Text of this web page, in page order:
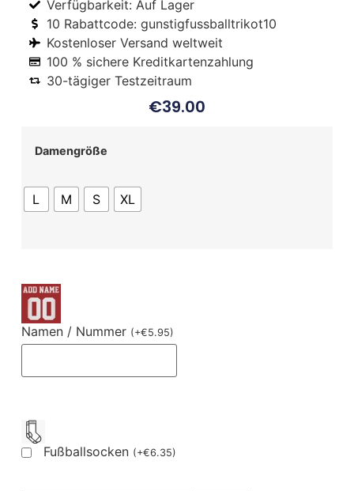
Verfügbarkeit: Auf Lager
10 Rabattcode: gunstigfussballtrikot10
Kostenloser Versand weltweit
100 % sichere Kreditkartenzahlung
30-tägiger Testzeitraum
€39.00
Damengröße
L M S XL
Namen / Nummer (+€5.95)
Fußballsocken (+€6.35)